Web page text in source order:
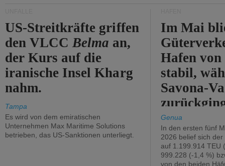
US-Streitkräfte griffen
den VLCCBelma an,
der Kurs auf die
iranische Insel Kharg
nahm.
Tampa
Es wird von dem emiratischen
Unternehmen Max Maritime Solutions
betrieben, das US-Sanktionen unterliegt.
Im Mai
Hafen von
stabil,
Savona-
Genua
In den ersten fünf
2026 belief sich
auf 1.199.914 TEU
999.228 (-1,4 %)
von den beiden